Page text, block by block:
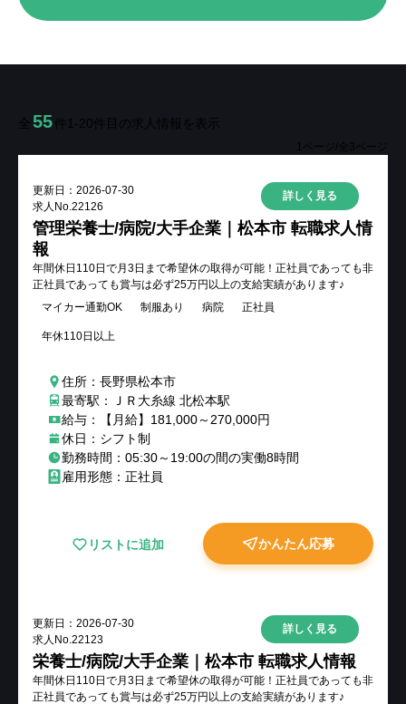
掲載をご希望の企業様
メニューを閉じる
1-20件目の求人情報を表示
全 55 件
1 ページ/全 3 ページ
更新日： 2026-07-30
求人No.22126
詳しく見る
管理栄養士/病院/大手企業｜松本市 転職求人情
報
年間休日110日で月3日まで希望休の取得が可能！正社員であっても非
正社員であっても賞与は必ず25万円以上の支給実績があります♪
マイカー通勤OK
制服あり 病院 正社員
年休110日以上
住所：長野県松本市
最寄駅：ＪＲ大糸線 北松本駅
給与：【月給】181,000～270,000円
休日：シフト制
勤務時間：05:30～19:00の間の実働8時間
雇用形態：正社員
リストに追加 かんたん応募
更新日： 2026-07-30
求人No.22123
詳しく見る
栄養士/病院/大手企業｜松本市 転職求人情報
年間休日110日で月3日まで希望休の取得が可能！正社員であっても非
正社員であっても賞与は必ず25万円以上の支給実績があります♪